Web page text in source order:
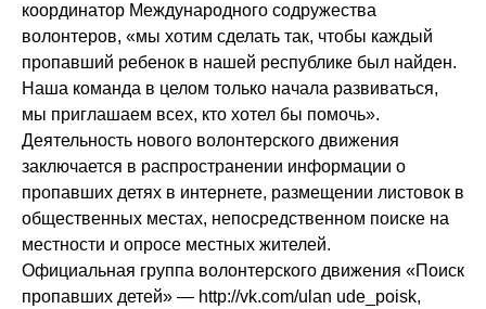
координатор Международного содружества
волонтеров, «мы хотим сделать так, чтобы каждый
пропавший ребенок в нашей республике был найден.
Наша команда в целом только начала развиваться,
мы приглашаем всех, кто хотел бы помочь».
Деятельность нового волонтерского движения
заключается в распространении информации о
пропавших детях в интернете, размещении листовок в
общественных местах, непосредственном поиске на
местности и опросе местных жителей.
Официальная группа волонтерского движения «Поиск
пропавших детей» — http://vk.com/ulan ude_poisk,